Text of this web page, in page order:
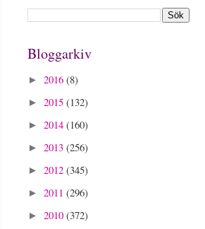
Bloggarkiv
► 2016 (8)
► 2015 (132)
► 2014 (160)
► 2013 (256)
► 2012 (345)
► 2011 (296)
► 2010 (372)